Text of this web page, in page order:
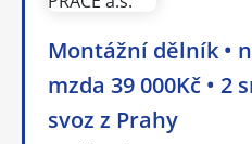
Montážní dělník •
mzda 39 000Kč • 2
svoz z Prahy